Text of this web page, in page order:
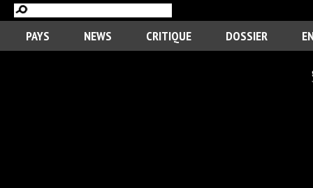
PAYS NEWS CRITIQUE DOSSIER